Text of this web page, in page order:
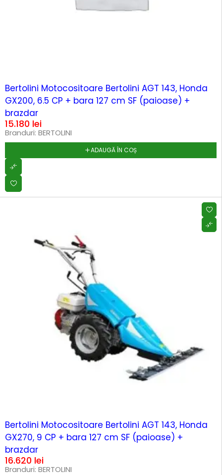
Bertolini Motocositoare Bertolini AGT 143, Honda
GX200, 6.5 CP + bara 127 cm SF (paioase) +
brazdar
15.180 lei
Branduri: BERTOLINI
ADAUGĂ ÎN COȘ
Bertolini Motocositoare Bertolini AGT 143, Honda
GX270, 9 CP + bara 127 cm SF (paioase) +
brazdar
16.620 lei
Branduri: BERTOLINI